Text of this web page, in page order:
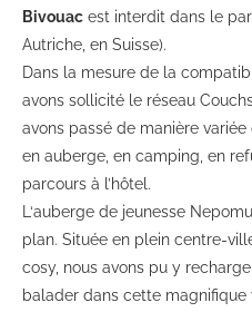
Bivouac est interdit dans le
Autriche, en Suisse).
Dans la mesure de la
avons sollicité le réseau
avons passé de manière
en auberge, en camping, en
parcours à l’hôtel.
L‘auberge de jeunesse
plan. Située en plein centre-
cosy, nous avons pu y
balader dans cette